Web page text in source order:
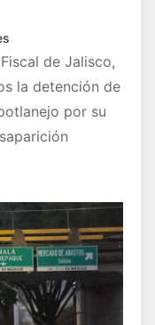
de Jalisco,
la detención de
por su